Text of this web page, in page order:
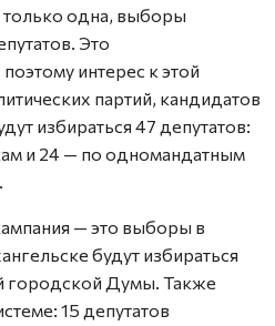
одна, выборы
Это
интерес к этой
партий, кандидатов
избираться 47 депутатов:
и 24 — по одномандатным
— это выборы в
будут избираться
городской Думы. Также
15 депутатов